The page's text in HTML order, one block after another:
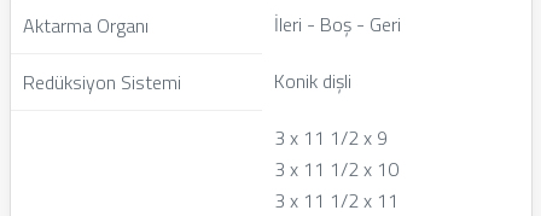
Aktarma Organı
İleri - Boş - Geri
Redüksiyon Sistemi
Konik dişli
3 x 11 1/2 x 9
3 x 11 1/2 x 10
3 x 11 1/2 x 11